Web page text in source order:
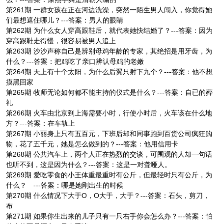
第261期 一群女孩在正在河边洗澡，突然一陌生男人闯入，你觉得她
们最想遮住哪儿？---答案：男人的眼睛
第262期 为什么女人穿高跟鞋后，就代表她快结婚了？---答案：因为
穿高跟鞋走得慢，很容易被男人追上
第263期 沙沙声称自己是辨别母鸡年龄的专家，其绝招是用牙齿，为
什么？---答案：把鸡吃了亲口辨认母鸡的老嫩
第264期 天上有十个太阳，为什么后翼只射下九个？---答案：他不想
摸黑回家
第265期 牧师无论如何都不能主持的仪式是什么？---答案：自已的葬
礼
第266期 火车由北京到上海需要小时，行使小时后，火车该在什么地
方？---答案：在车轨上
第267期 小丽身上只有五百元，下班后却和同事跑到百货公司疯狂购
物，花了五千元，她是怎么做到的？---答案：他用信用卡
第268期 公共汽车上，两个人正在热烈的交谈，可围观的人却一句话
也听不到，这是因为什么？---答案：这是一对聋哑人。
第269期 爱吃零食的小王体重最重时有公斤，但最轻时只有公斤，为
什么？ ---答案：哪是她刚出生的时候
第270期 什么情况下大于O，O大于，大于？---答案：石头，剪刀，
布
第271期 如果你生出来的儿子只有一只右手你会怎么办？---答案：怕